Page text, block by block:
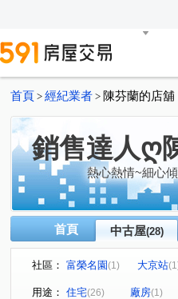
首頁 > 經紀業者 > 陳芬蘭的店舖
銷售達人ღ
熱心熱情~細心
首頁 中古屋(28)
社區： 富榮名園(1) 大京站
竹城新宿
巴黎站
用途： 住宅(26) 廠房(1)